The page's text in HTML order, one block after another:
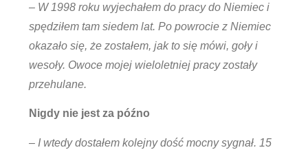
– W 1998 roku wyjechałem do pracy do Niemiec i
spędziłem tam siedem lat. Po powrocie z Niemiec
okazało się, że zostałem, jak to się mówi, goły i
wesoły. Owoce mojej wieloletniej pracy zostały
przehulane.
Nigdy nie jest za późno
– I wtedy dostałem kolejny dość mocny sygnał. 15